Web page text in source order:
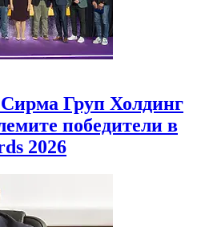
Груп Холдинг
победители в
2026